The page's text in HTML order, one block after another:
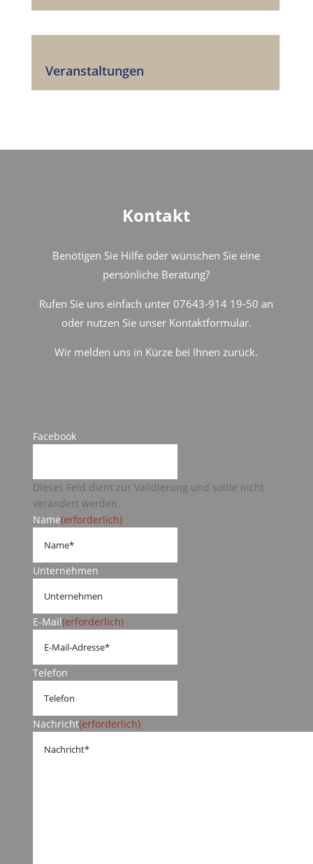
Veranstaltungen
Kontakt
Benötigen Sie Hilfe oder wünschen Sie eine
persönliche Beratung?
Rufen Sie uns einfach unter 07643-914 19-50 an
oder nutzen Sie unser Kontaktformular.
Wir melden uns in Kürze bei Ihnen zurück.
Facebook
Dieses Feld dient zur Validierung und sollte nicht
verändert werden.
Name(erforderlich)
Unternehmen
E-Mail(erforderlich)
Telefon
Nachricht(erforderlich)